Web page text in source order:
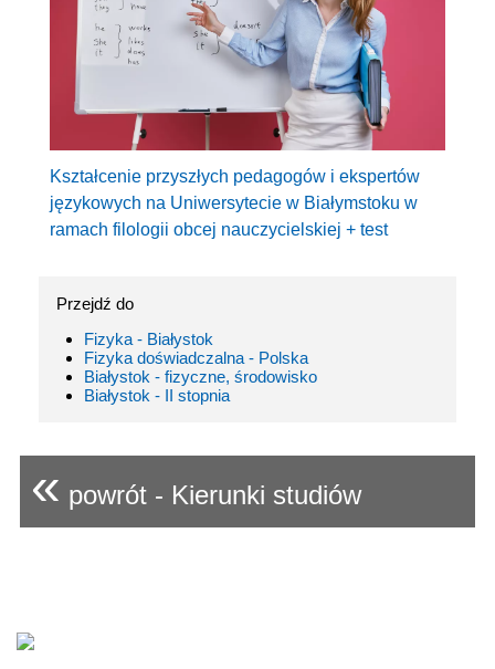
Kształcenie przyszłych pedagogów i ekspertów
językowych na Uniwersytecie w Białymstoku w
ramach filologii obcej nauczycielskiej + test
Przejdź do
Fizyka - Białystok
Fizyka doświadczalna - Polska
Białystok - fizyczne, środowisko
Białystok - II stopnia
« powrót - Kierunki studiów